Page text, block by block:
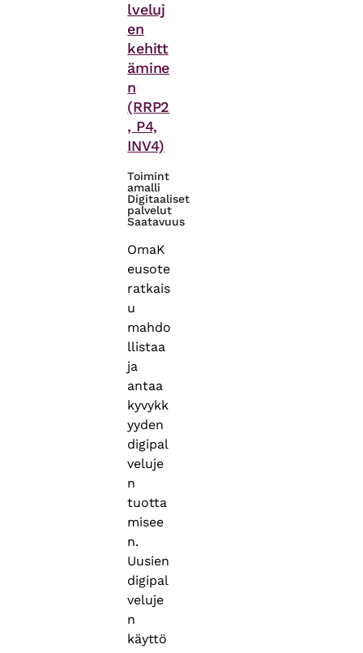
lveluj
en
kehitt
ämine
n
(RRP2
, P4,
INV4)
Toimint
amalli
Digitaaliset
palvelut
Saatavuus
OmaK
eusote
ratkais
u
mahdo
llistaa
ja
antaa
kyvykk
yyden
digipal
veluje
n
tuotta
misee
n.
Uusien
digipal
veluje
n
käyttö